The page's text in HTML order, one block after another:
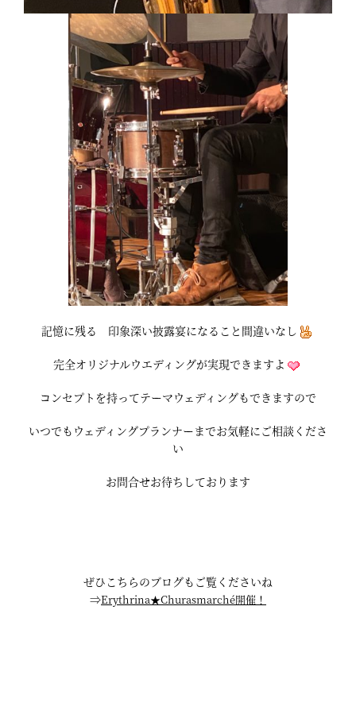
記憶に残る 印象深い披露宴になること間違いなし
完全オリジナルウエディングが実現できますよ
コンセプトを持ってテーマウェディングもできますので
いつでもウェディングプランナーまでお気軽にご相談くださ
い
お問合せお待ちしております
ぜひこちらのブログもご覧くださいね
⇒Erythrina★Churasmarché開催！